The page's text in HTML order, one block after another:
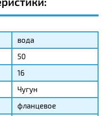
вода
50
16
Чугун
фланцевое